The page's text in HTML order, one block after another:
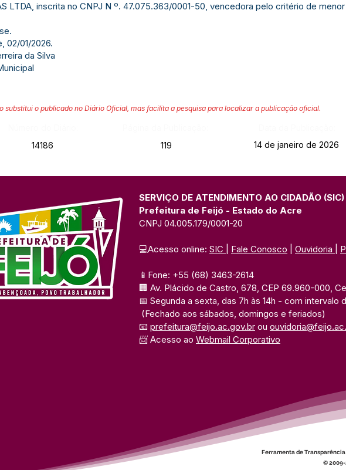
LTDA, inscrita no CNPJ N º. 47.075.363/0001-50, vencedora pelo critério de
02/01/2026.
da Silva
substitui o publicado no Diário Oficial, mas facilita a pesquisa para localizar a publicação oficial.
14186
119 14 de janeiro de 2026
SERVIÇO DE ATENDIMENTO AO CIDADÃO
Prefeitura de Feijó - Estado do Acre
CNPJ 04.005.179/0001-20
💻Acesso online: SIC Fale Conosco Ouvidoria
📱Fone: +55 (68) 3463-2614
🏢 Av. Plácido de Castro, 678, CEP 69.960-000,
📅 Segunda a sexta, das 7h às 14h - com intervalo
(Fechado aos sábados, domingos e feriados)
📧 prefeitura@feijo.ac.gov.br ou
📨 Acesso ao Webmail Corporativo
Ferramenta de
© 2009-